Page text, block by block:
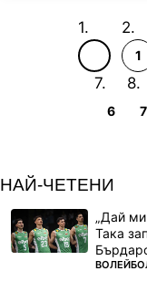
1
6 7
НАЙ-ЧЕТЕНИ
„Дай
Така
ПОВЕЧЕ